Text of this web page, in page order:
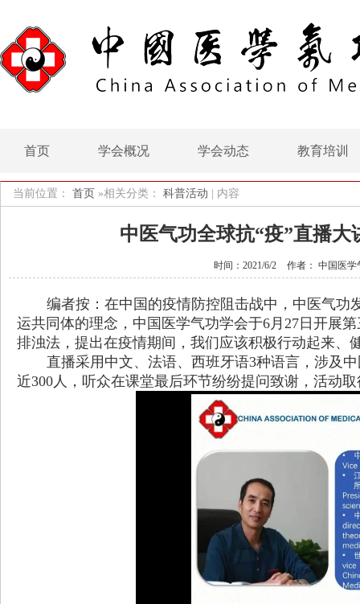
首页 学会概况 学会动态 教育培训
当前位置： 首页 »相关分类： 科普活动 内容
中医气功全球抗“疫”直播
时间：2021/6/2 作者： 中国医学
编者按：在中国的疫情防控阻击战中，中医气
运共同体的理念，中国医学气功学会于6月 27 日开展
排浊法，提出在疫情期间，我们应该积极行动起来、
直播采用中文、法语、西班牙语3种语言，涉及
近300人，听众在课堂最后环节纷纷提问致谢，活动